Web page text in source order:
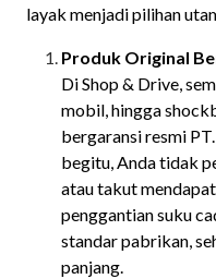
layak menjadi pilihan
Produk Original
Di Shop & Drive,
mobil, hingga
bergaransi resmi
begitu, Anda tidak
atau takut
penggantian suku
standar pabrikan,
panjang.